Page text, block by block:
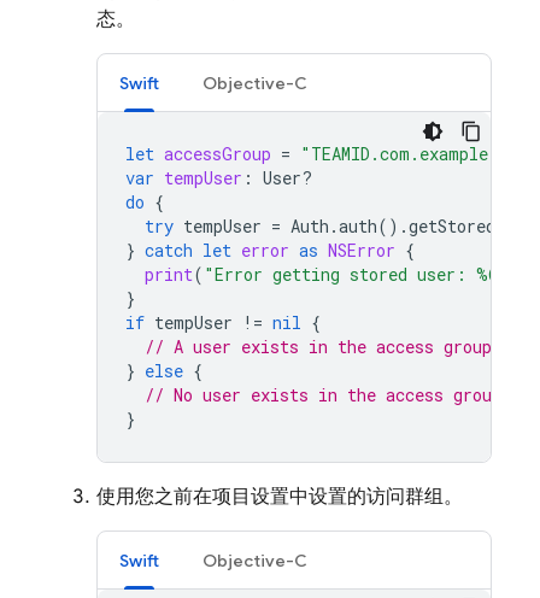
态。
Swift Objective-C
let accessGroup =
var tempUser : User?
do {
try tempUser = Auth .auth().getStoredUser
} catch let error as NSError {
print( "Error getting stored user: %@"
}
if tempUser != nil {
// A user exists in the access group
} else {
// No user exists in the access group
}
使用您之前在项目设置中设置的访问群组。
Swift Objective-C